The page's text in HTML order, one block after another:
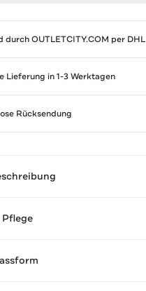
durchOUTLETCITY.COM per DHL
Lieferung in 1-3 Werktagen
Rücksendung